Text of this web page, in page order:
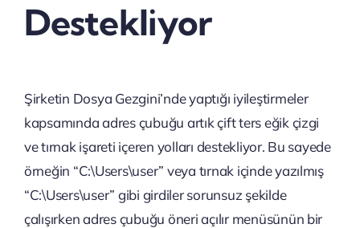
Destekliyor
Şirketin Dosya Gezgini’nde yaptığı iyileştirmeler
kapsamında adres çubuğu artık çift ters eğik çizgi
ve tırnak işareti içeren yolları destekliyor. Bu sayede
örneğin “C:\Users\user” veya tırnak içinde yazılmış
“C:\Users\user” gibi girdiler sorunsuz şekilde
çalışırken adres çubuğu öneri açılır menüsünün bir